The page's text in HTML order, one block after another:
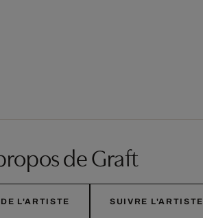
de Graft
L'ARTISTE SUIVRE L'ARTISTE